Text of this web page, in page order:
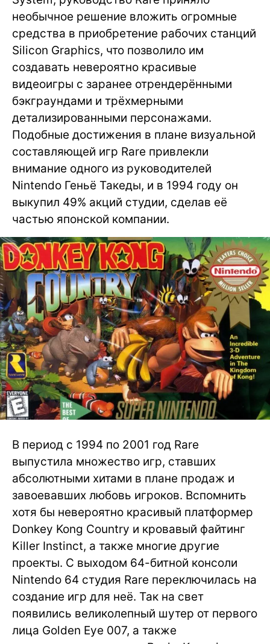
необычное решение вложить огромные
средства в приобретение рабочих станций
Silicon Graphics, что позволило им
создавать невероятно красивые
видеоигры с заранее отрендерёнными
бэкграундами и трёхмерными
детализированными персонажами.
Подобные достижения в плане визуальной
составляющей игр Rare привлекли
внимание одного из руководителей
Nintendo Геньё Такеды, и в 1994 году он
выкупил 49% акций студии, сделав её
частью японской компании.
В период с 1994 по 2001 год Rare
выпустила множество игр, ставших
абсолютными хитами в плане продаж и
завоевавших любовь игроков. Вспомнить
хотя бы невероятно красивый платформер
Donkey Kong Country и кровавый файтинг
Killer Instinct, а также многие другие
проекты. С выходом 64-битной консоли
Nintendo 64 студия Rare переключилась на
создание игр для неё. Так на свет
появились великолепный шутер от первого
лица Golden Eye 007, а также